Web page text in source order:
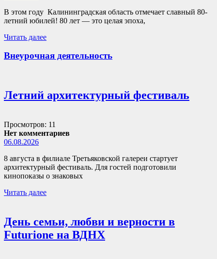
В этом году Калининградская область отмечает славный 80-
летний юбилей! 80 лет — это целая эпоха,
Читать далее
Внеурочная деятельность
Летний архитектурный фестиваль
Просмотров: 11
Нет комментариев
06.08.2026
8 августа в филиале Третьяковской галереи стартует
архитектурный фестиваль. Для гостей подготовили
кинопоказы о знаковых
Читать далее
День семьи, любви и верности в
Futurione на ВДНХ